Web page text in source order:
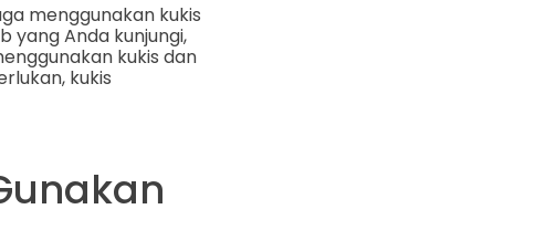
menggunakan kukis
yang Anda kunjungi,
kukis dan
kukis